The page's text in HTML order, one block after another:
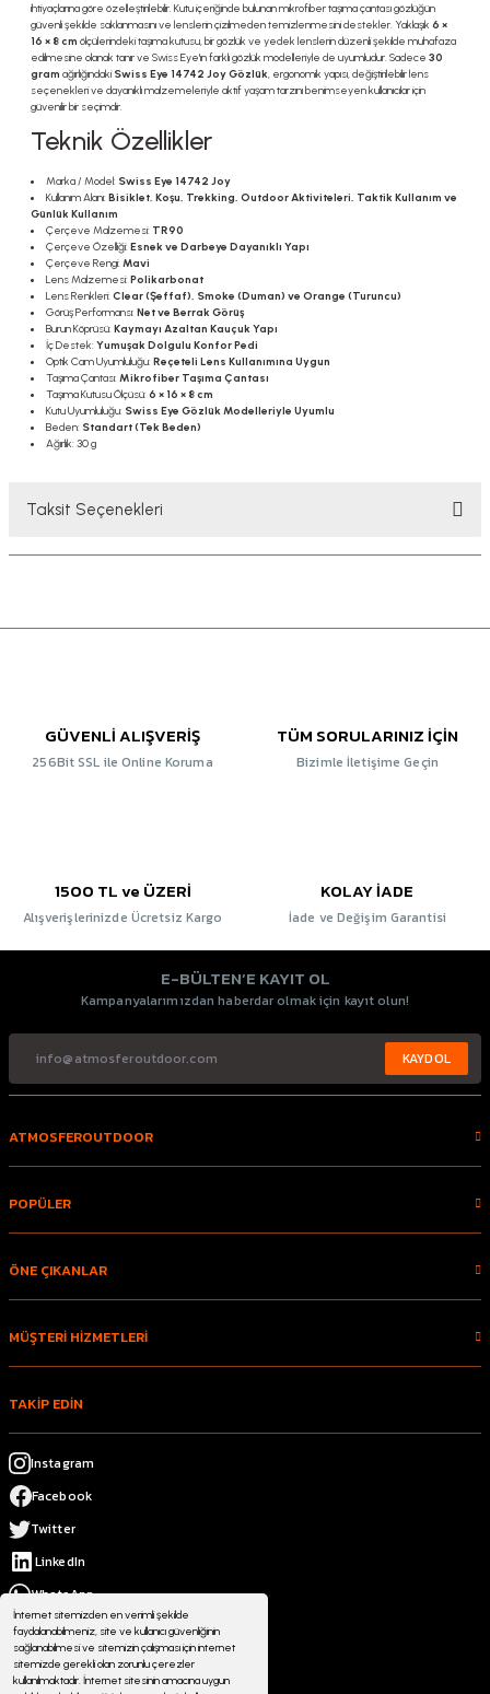
İnternet sitemizden en verimli şekilde
faydalanabilmeniz, site ve kullanıcı güvenliğinin
sağlanabilmesi ve sitemizin çalışması için internet
sitemizde gerekli olan zorunlu çerezler
kullanılmaktadır. İnternet sitesinin amacına uygun
ihtiyaçlarına göre özelleştirilebilir. Kutu içeriğinde bulunan mikrofiber taşıma çantası gözlüğün
güvenli şekilde saklanmasını ve lenslerin çizilmeden temizlenmesini destekler. Yaklaşık 6 ×
16 × 8 cm ölçülerindeki taşıma kutusu, bir gözlük ve yedek lenslerin düzenli şekilde muhafaza
edilmesine olanak tanır ve Swiss Eye'ın farklı gözlük modelleriyle de uyumludur. Sadece 30
gram ağırlığındakiSwiss Eye 14742 Joy Gözlük, ergonomik yapısı, değiştirilebilir lens
seçenekleri ve dayanıklı malzemeleriyle aktif yaşam tarzını benimseyen kullanıcılar için
güvenilir bir seçimdir.
Teknik Özellikler
Marka / Model: Swiss Eye 14742 Joy
Kullanım Alanı:Bisiklet, Koşu, Trekking, Outdoor Aktiviteleri, Taktik Kullanım ve
Günlük Kullanım
Çerçeve Malzemesi: TR90
Çerçeve Özelliği:Esnek ve Darbeye Dayanıklı Yapı
Çerçeve Rengi:Mavi
Lens Malzemesi:Polikarbonat
Lens Renkleri:Clear (Şeffaf), Smoke (Duman) ve Orange (Turuncu)
Görüş Performansı:Net ve Berrak Görüş
Burun Köprüsü:Kaymayı Azaltan Kauçuk Yapı
İç Destek:Yumuşak Dolgulu Konfor Pedi
Optik Cam Uyumluluğu:Reçeteli Lens Kullanımına Uygun
Taşıma Çantası:Mikrofiber Taşıma Çantası
Taşıma Kutusu Ölçüsü:6 × 16 × 8 cm
Kutu Uyumluluğu: Swiss Eye Gözlük Modelleriyle Uyumlu
Beden: Standart (Tek Beden)
Ağırlık: 30 g
Taksit Seçenekleri
GÜVENLİ ALIŞVERİŞ
256Bit SSL ile Online Koruma
TÜM SORULARINIZ İÇİN
Bizimle İletişime Geçin
1500 TL ve ÜZERİ
Alışverişlerinizde Ücretsiz Kargo
KOLAY İADE
İade ve Değişim Garantisi
E-BÜLTEN’E KAYIT OL
Kampanyalarımızdan haberdar olmak için kayıt olun!
KAYDOL
ATMOSFEROUTDOOR
POPÜLER
ÖNE ÇIKANLAR
MÜŞTERİ HİZMETLERİ
TAKİP EDİN
Instagram
Facebook
Twitter
LinkedIn
WhatsApp